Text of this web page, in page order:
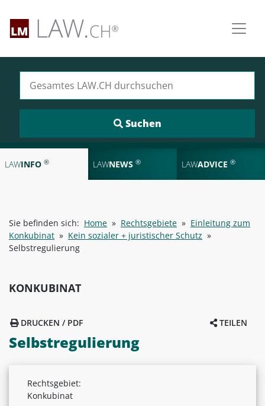
LAWINFO ® LAWNEWS ® LAWADVICE ®
Sie befinden sich: Home » Rechtsgebiete » Einleitung zum
Konkubinat » Kein sozialer + juristischer Schutz »
Selbstregulierung
KONKUBINAT
TEILEN
DRUCKEN / PDF
Selbstregulierung
Rechtsgebiet:
Konkubinat